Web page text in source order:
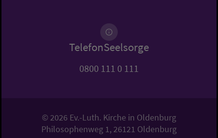
TelefonSeelsorge
0800 111 0 111
© 2026 Ev.-Luth. Kirche in Oldenburg
Philosophenweg 1, 26121 Oldenburg